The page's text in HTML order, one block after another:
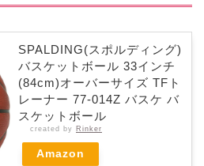
SPALDING(スポルディング)
バスケットボール 33インチ
(84cm)オーバーサイズ TFト
レーナー 77-014Z バスケ バ
スケットボール
created by Rinker
Amazon